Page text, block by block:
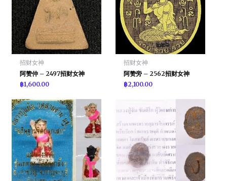
招财女神
阿赞仲 – 2497招财女神
฿1,600.00
招财女神
阿赞旁 – 2562招财女神
฿2,100.00